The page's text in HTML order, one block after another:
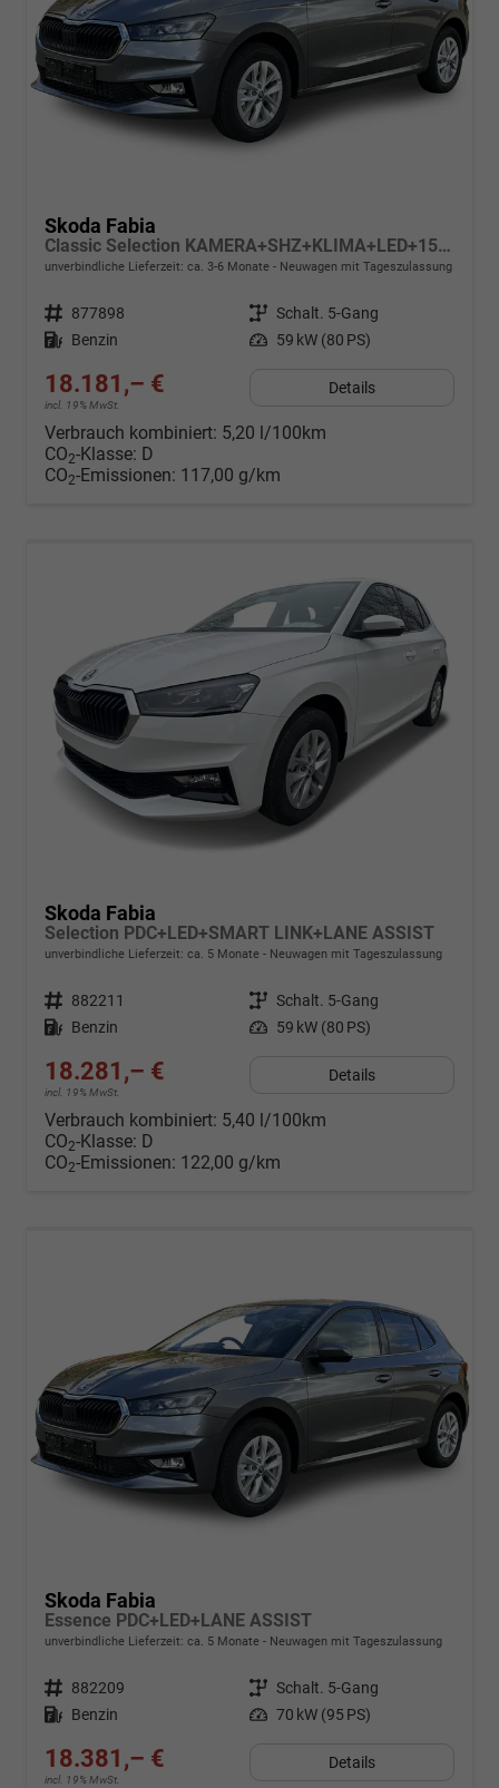
Skoda Fabia
Classic Selection KAMERA+SHZ+KLIMA+LED+15" LM+SMARTLINK
unverbindliche Lieferzeit: ca. 3-6 Monate Neuwagen mit Tageszulassung
Fahrzeugnr. 877898 Getriebe Schalt. 5-Gang
Kraftstoff Benzin Leistung 59 kW (80 PS)
18.181,– €
incl. 19% MwSt.
Details
Verbrauch kombiniert: 5,20 l/100km
CO2-Klasse: D
CO2-Emissionen: 117,00 g/km
Skoda Fabia
Selection PDC+LED+SMART LINK+LANE ASSIST
unverbindliche Lieferzeit: ca. 5 Monate Neuwagen mit Tageszulassung
Fahrzeugnr. 882211 Getriebe Schalt. 5-Gang
Kraftstoff Benzin Leistung 59 kW (80 PS)
18.281,– €
incl. 19% MwSt.
Details
Verbrauch kombiniert: 5,40 l/100km
CO2-Klasse: D
CO2-Emissionen: 122,00 g/km
Skoda Fabia
Essence PDC+LED+LANE ASSIST
unverbindliche Lieferzeit: ca. 5 Monate Neuwagen mit Tageszulassung
Fahrzeugnr. 882209 Getriebe Schalt. 5-Gang
Kraftstoff Benzin Leistung 70 kW (95 PS)
18.381,– €
incl. 19% MwSt.
Details